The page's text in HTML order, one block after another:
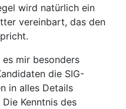
wird natürlich ein
vereinbart, das den
mir besonders
die SIG-
in alles Details
Kenntnis des